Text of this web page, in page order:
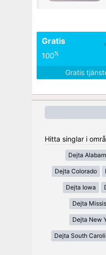
Gratis
100%
Gratis
Hitta singlar i
Dejta
Dejta Colorado
Dejta Iowa
Dejta
Dejta New
Dejta South